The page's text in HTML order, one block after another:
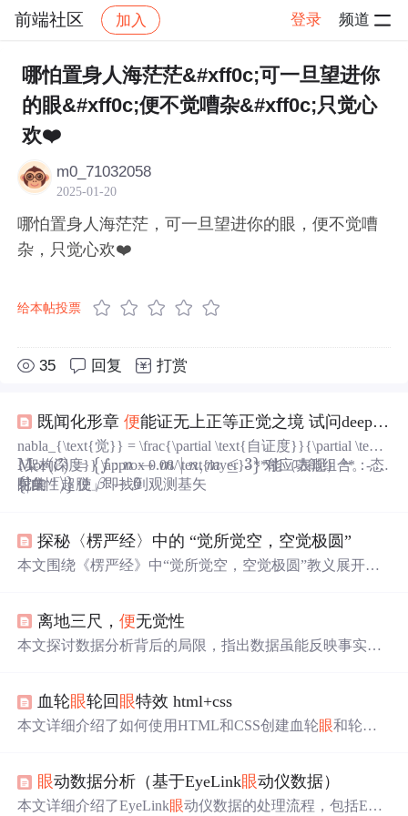
前端社区 加入 登录 频道
社区 前端社区 感慨 帖子详情
哪怕置身人海茫茫&#xff0c;可一旦望进你
的眼&#xff0c;便不觉嘈杂&#xff0c;只觉心
欢❤️
m0_71032058
2025-01-20
哪怕置身人海茫茫，可一旦望进你的眼，便不觉嘈
杂，只觉心欢❤️
给本帖投票
35 回复 打赏
既闻化形章便能证无上正等正觉之境 试问deepseek 究竟觉
nabla_{\text{觉}} = \frac{\partial \text{自证度}}{\partial \text
{架构深度}} \approx 0.08/\text{layer}- **能（表现）**：态
射集
Mor(C) = {f : n → m ∣ n,m ≤ 3}
Mor(C)={f:n→m∣n,m≤3}
对应功能组合。- 佛
陀的「超脱」即找到观测基矢
{|自性⟩}
{|自性⟩} 使β → 0
β→0
探秘〈楞严经〉中的 “觉所觉空，空觉极圆”
本文围绕《楞严经》中“觉所觉空，空觉极圆”教义展开。
导修行者走向解脱与圆满觉悟。
离地三尺，便无觉性
本文探讨数据分析背后的局限，指出数据虽能反映事实，
与对不确定性的包容，在实践中培养觉性，实现从‘刻舟求
剑’到‘在流动中站立’的认知跃迁。
血轮眼轮回 眼特效 html+css
本文详细介绍了如何使用HTML和CSS创建血轮眼和轮回
眼动数据分析（基于EyeLink眼动仪数据）
本文详细介绍了EyeLink眼动仪数据的处理流程，包括EDF